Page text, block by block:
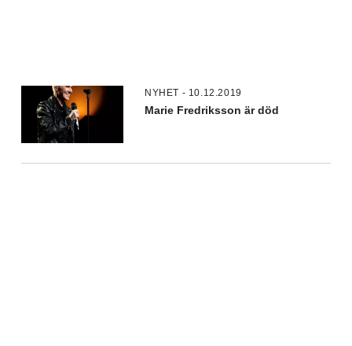
NYHET - 10.12.2019
Marie Fredriksson är död